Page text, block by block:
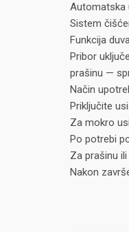
Automatska
Sistem
Funkcija
Pribor
prašinu —
Način
Priključite
Za mokro
Po potrebi
Za prašinu
Nakon